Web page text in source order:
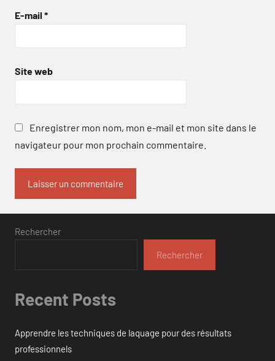
E-mail *
Site web
Enregistrer mon nom, mon e-mail et mon site dans le
navigateur pour mon prochain commentaire.
Rechercher
Rechercher
Recent Posts
Apprendre les techniques de laquage pour des résultats
professionnels